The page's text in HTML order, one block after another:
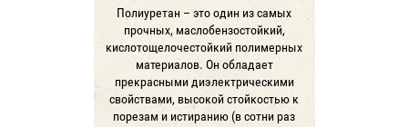
Полиуретан – это один из самых
прочных, маслобензостойкий,
кислотощелочестойкий полимерных
материалов. Он обладает
прекрасными диэлектрическими
свойствами, высокой стойкостью к
порезам и истиранию (в сотни раз